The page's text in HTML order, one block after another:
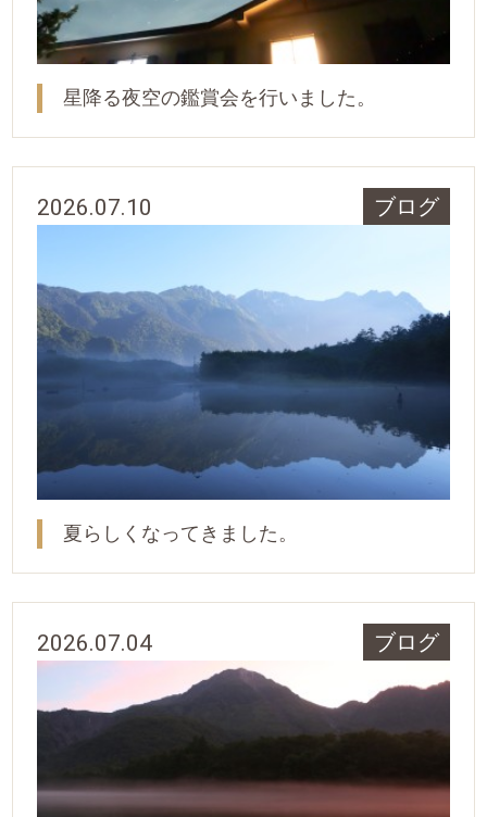
星降る夜空の鑑賞会を行いました。
2026.07.10 ブログ
夏らしくなってきました。
2026.07.04 ブログ